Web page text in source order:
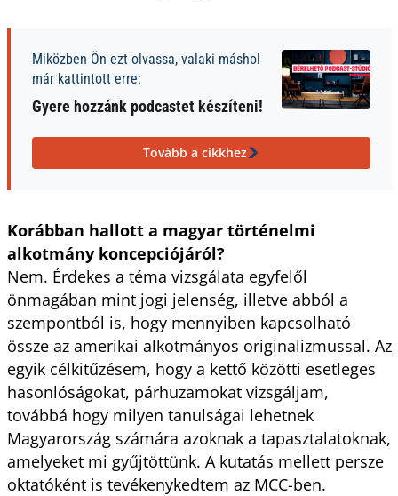
Miközben Ön ezt olvassa, valaki máshol
már kattintott erre:
Gyere hozzánk podcastet készíteni!
Tovább a cikkhez
Korábban hallott a magyar történelmi
alkotmány koncepciójáról?
Nem. Érdekes a téma vizsgálata egyfelől
önmagában mint jogi jelenség, illetve abból a
szempontból is, hogy mennyiben kapcsolható
össze az amerikai alkotmányos originalizmussal. Az
egyik célkitűzésem, hogy a kettő közötti esetleges
hasonlóságokat, párhuzamokat vizsgáljam,
továbbá hogy milyen tanulságai lehetnek
Magyarország számára azoknak a tapasztalatoknak,
amelyeket mi gyűjtöttünk. A kutatás mellett persze
oktatóként is tevékenykedtem az MCC-ben.